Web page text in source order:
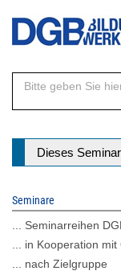
Direkt
Inhalt
Dieses
Seminare
... Seminarreihen
... in Kooperation
... nach Zielgruppe